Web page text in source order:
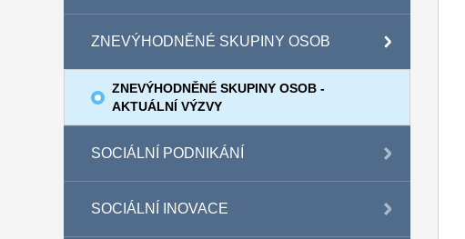
ZNEVÝHODNĚNÉ SKUPINY OSOB
ZNEVÝHODNĚNÉ SKUPINY OSOB -
AKTUÁLNÍ VÝZVY
SOCIÁLNÍ PODNIKÁNÍ
SOCIÁLNÍ INOVACE